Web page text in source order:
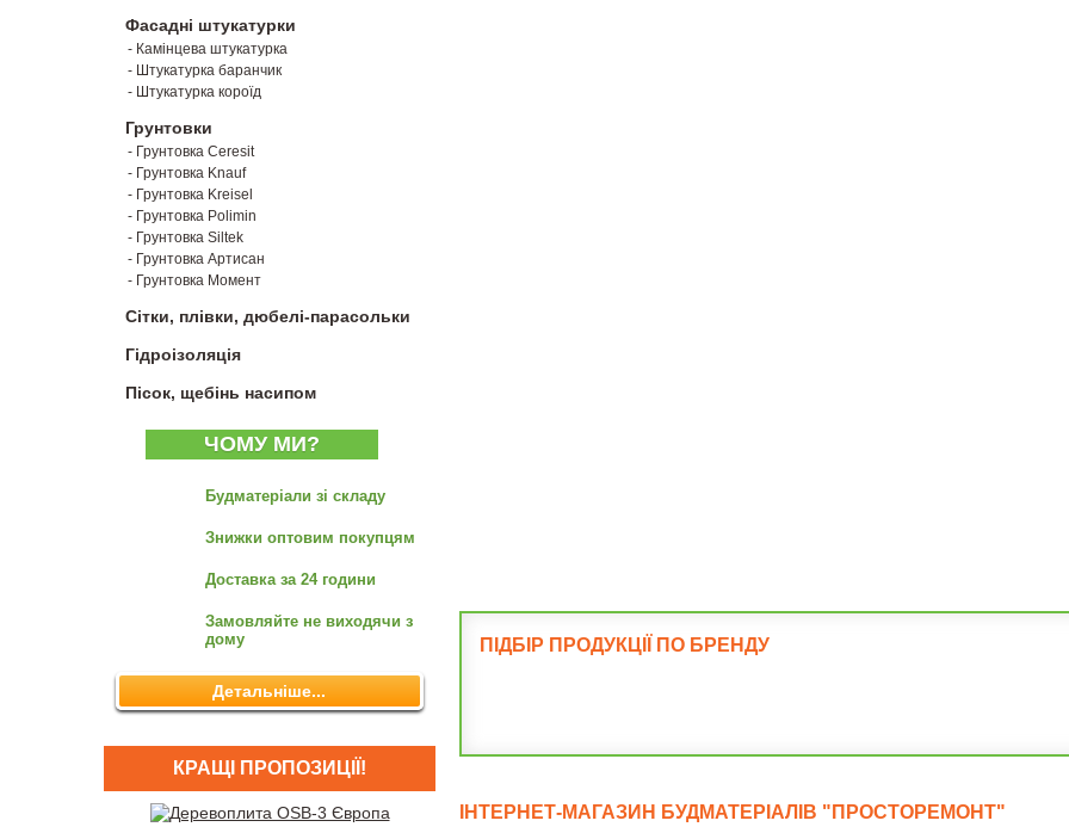
Фасадні штукатурки
- Камінцева штукатурка
- Штукатурка баранчик
- Штукатурка короїд
Грунтовки
- Грунтовка Ceresit
- Грунтовка Knauf
- Грунтовка Kreisel
- Грунтовка Polimin
- Грунтовка Siltek
- Грунтовка Артисан
- Грунтовка Момент
Сітки, плівки, дюбелі-парасольки
Гідроізоляція
Пісок, щебінь насипом
ЧОМУ МИ?
Будматеріали зі складу
Знижки оптовим покупцям
Доставка за 24 години
Замовляйте не виходячи з
дому
Детальніше...
КРАЩІ ПРОПОЗИЦІЇ!
ПІДБІР ПРОДУКЦІЇ ПО БРЕНДУ
ІНТЕРНЕТ-МАГАЗИН БУДМАТЕРІАЛІВ "ПРОСТОРЕМОНТ"